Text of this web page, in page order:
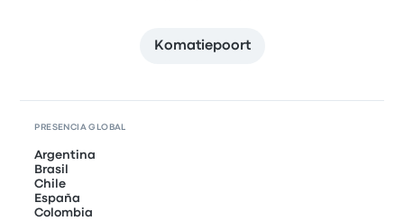
Komatiepoort
PRESENCIA GLOBAL
Argentina
Brasil
Chile
España
Colombia